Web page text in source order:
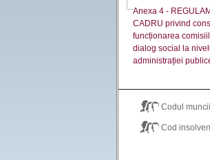
Anexa 4 -
CADRU privind
funcționarea
dialog social la
administrației
Codul muncii
Cod